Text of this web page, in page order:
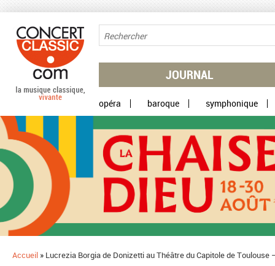
JOURNAL
opéra baroque symphonique
Accueil » Lucrezia Borgia de Donizetti au Théâtre du Capitole de